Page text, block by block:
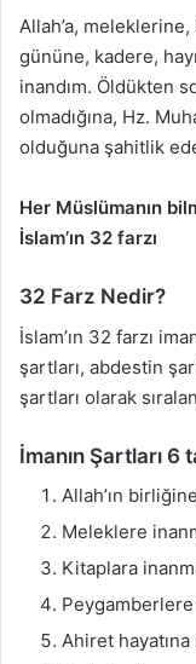
Allah’a,
gününe, kadere,
inandım. Öldükten
olmadığına, Hz.
olduğuna şahitlik
Her Müslümanın
İslam’ın 32 farzı
32 Farz Nedir?
İslam’ın 32 farzı
şartları, abdestin
şartları olarak
İmanın Şartları 6
Allah’ın
Meleklere
Kitaplara
Ahiret